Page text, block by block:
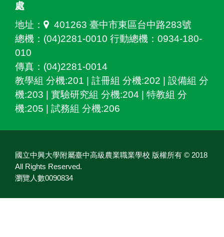
處
地址：
401263 臺中市東區台中路283號
總機：(04)2281-0010 行動總機：0934-180-
010
傳真：(04)2281-0014
教學組 分機:201 | 註冊組 分機:202 | 設備組 分
機:203 | 實驗研究組 分機:204 | 特教組 分
機:205 | 試務組 分機:206
國立中興大學附屬臺中高級農業職業學校 版權所有 © 2018
All Rights Reserved.
瀏覽人數0090834